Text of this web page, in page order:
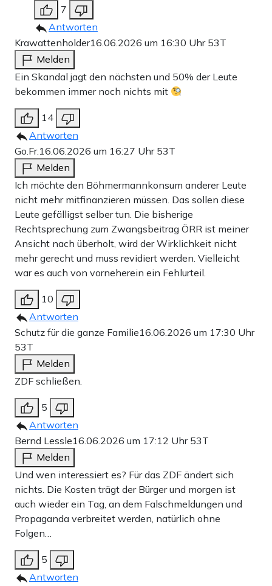
7
Antworten
Krawattenholder16.06.2026 um 16:30 Uhr 53T
Melden
Ein Skandal jagt den nächsten und 50% der Leute
bekommen immer noch nichts mit
14
Antworten
Go.Fr.16.06.2026 um 16:27 Uhr 53T
Melden
Ich möchte den Böhmermannkonsum anderer Leute
nicht mehr mitfinanzieren müssen. Das sollen diese
Leute gefälligst selber tun. Die bisherige
Rechtsprechung zum Zwangsbeitrag ÖRR ist meiner
Ansicht nach überholt, wird der Wirklichkeit nicht
mehr gerecht und muss revidiert werden. Vielleicht
war es auch von vorneherein ein Fehlurteil.
10
Antworten
Schutz für die ganze Familie16.06.2026 um 17:30 Uhr
53T
Melden
ZDF schließen.
5
Antworten
Bernd Lessle16.06.2026 um 17:12 Uhr 53T
Melden
Und wen interessiert es? Für das ZDF ändert sich
nichts. Die Kosten trägt der Bürger und morgen ist
auch wieder ein Tag, an dem Falschmeldungen und
Propaganda verbreitet werden, natürlich ohne
Folgen…
5
Antworten